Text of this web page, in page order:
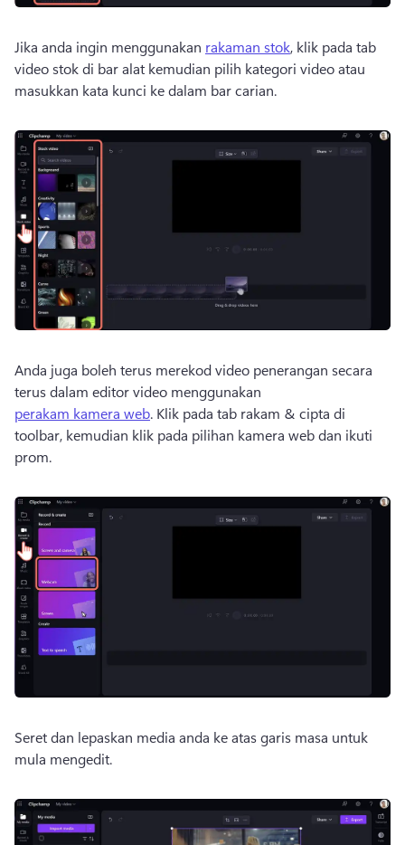
Jika anda ingin menggunakan rakaman stok, klik pada tab
video stok di bar alat kemudian pilih kategori video atau
masukkan kata kunci ke dalam bar carian.
Anda juga boleh terus merekod video penerangan secara
terus dalam editor video menggunakan
perakam kamera web. Klik pada tab rakam & cipta di
toolbar, kemudian klik pada pilihan kamera web dan ikuti
prom.
Seret dan lepaskan media anda ke atas garis masa untuk
mula mengedit.